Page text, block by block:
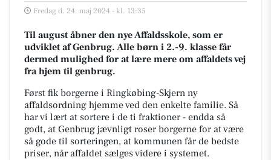
Fredag d. 24. maj 2024 - kl. 13:35
Til august åbner den nye Affaldsskole, som er
udviklet af Genbrug. Alle børn i 2.-9. klasse får
dermed mulighed for at lære mere om affaldets vej
fra hjem til genbrug.
Først fik borgerne i Ringkøbing-Skjern ny
affaldsordning hjemme ved den enkelte familie. Så
har vi lært at sortere i de ti fraktioner - endda så
godt, at Genbrug jævnligt roser borgerne for at være
så gode til sorteringen, at kommunen får de bedste
priser, når affaldet sælges videre i systemet.